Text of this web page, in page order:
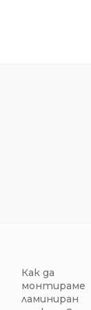
Как да
монтираме
ламиниран